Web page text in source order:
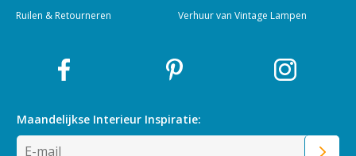
Ruilen & Retourneren
Verhuur van Vintage Lampen
Maandelijkse Interieur Inspiratie: